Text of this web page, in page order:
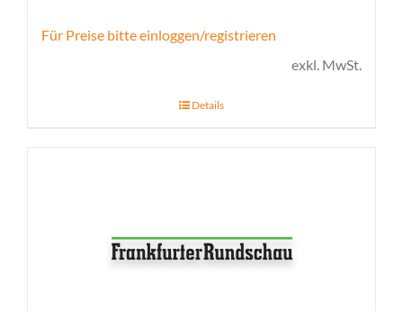
Für Preise bitte einloggen/registrieren
exkl. MwSt.
Details